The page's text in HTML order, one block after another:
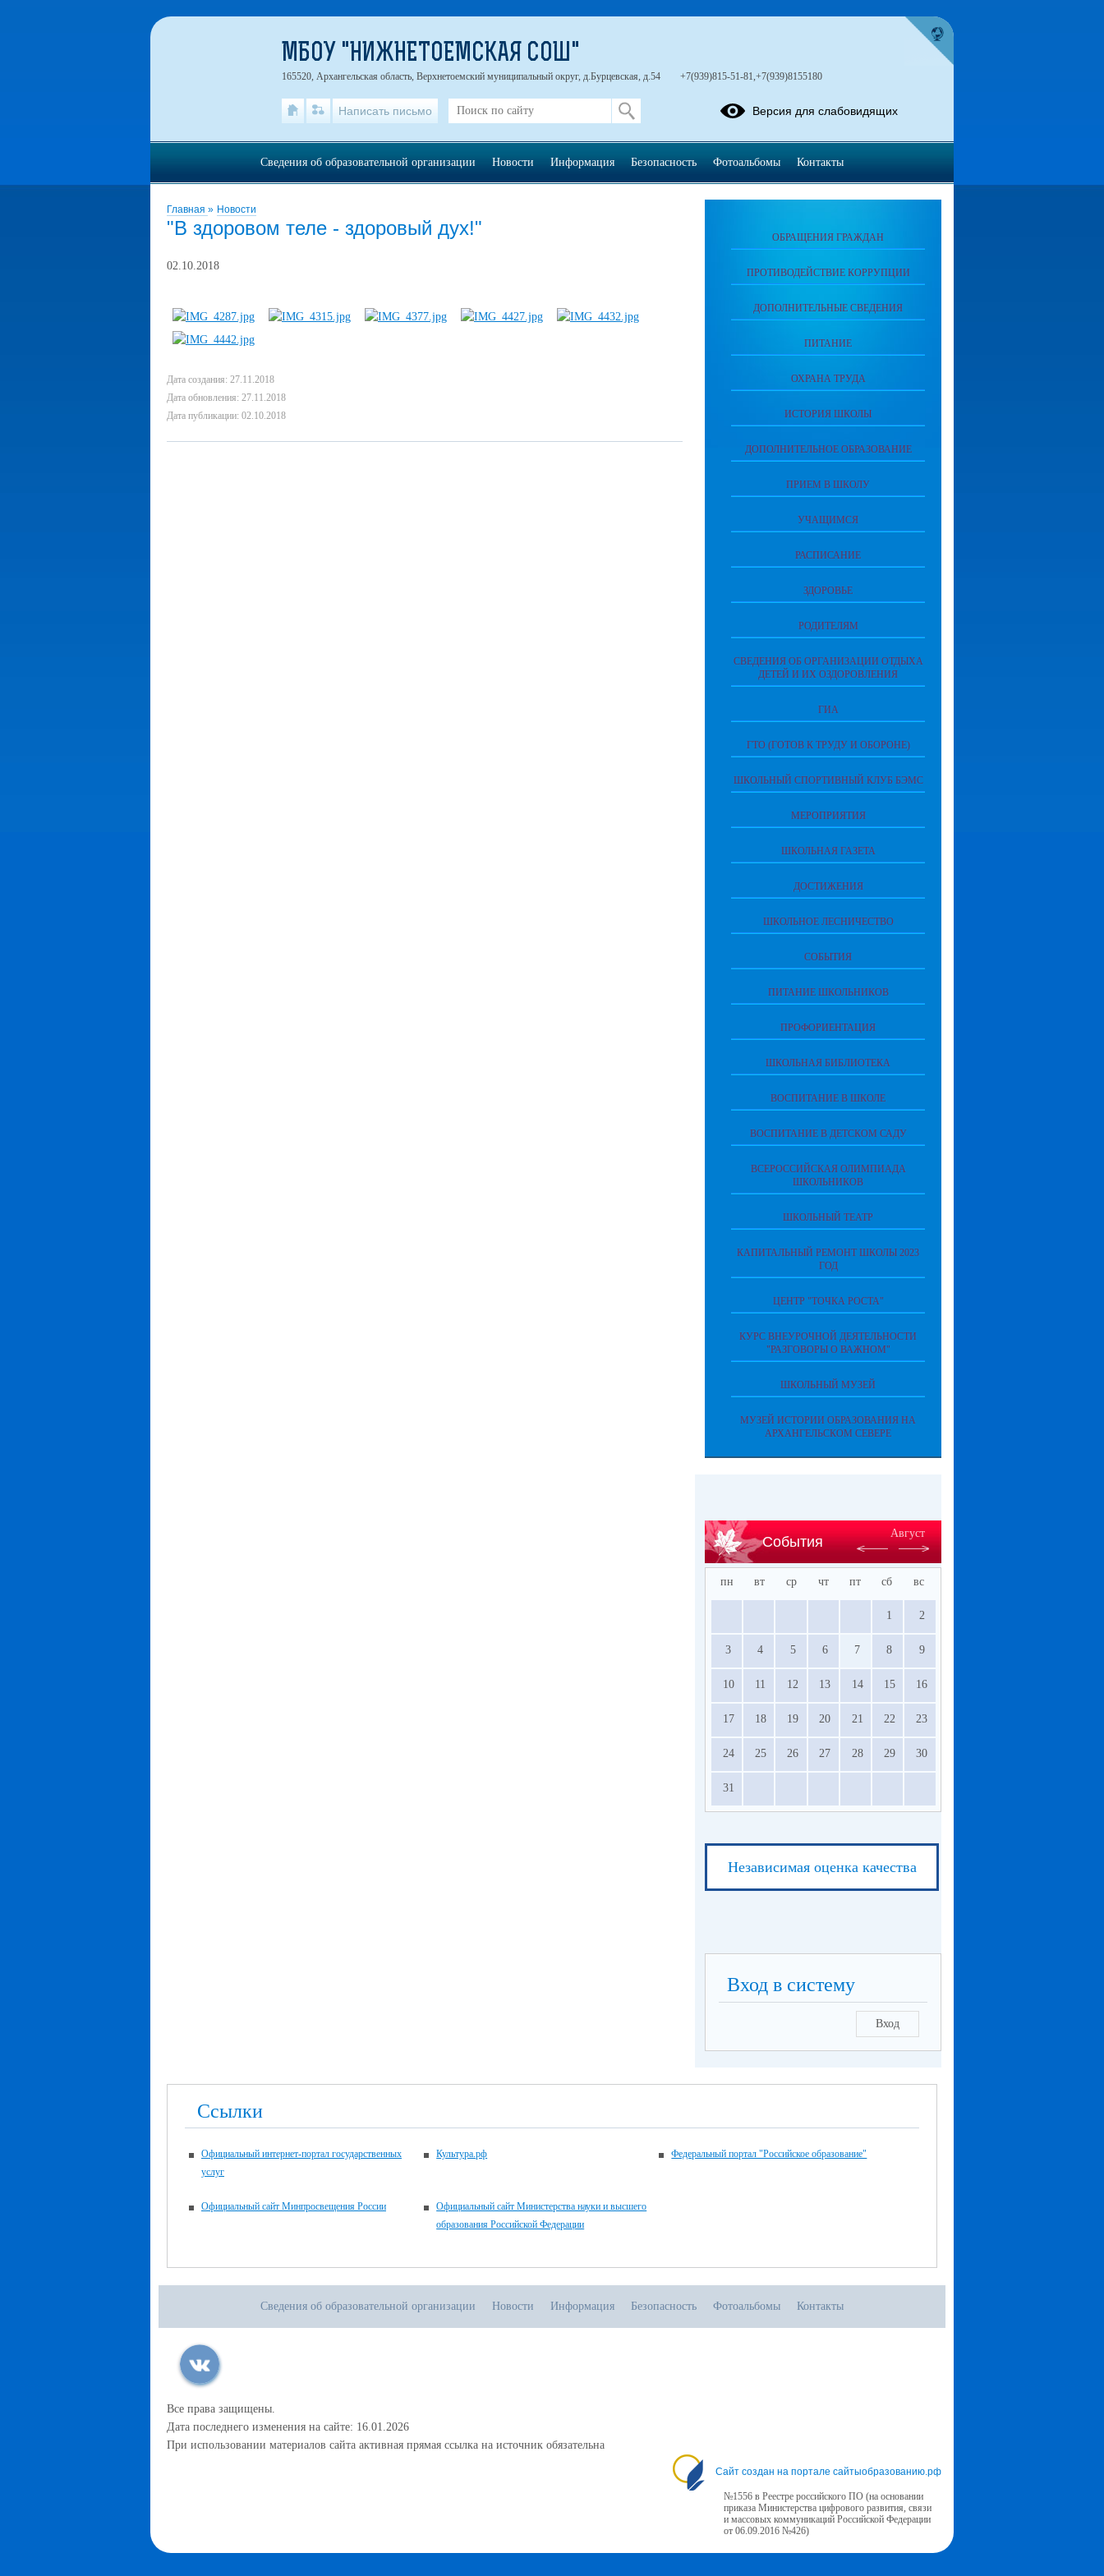
Главная » Новости
"В здоровом теле - здоровый дух!"
02.10.2018
Дата создания: 27.11.2018
Дата обновления: 27.11.2018
Дата публикации: 02.10.2018
ОБРАЩЕНИЯ ГРАЖДАН
ПРОТИВОДЕЙСТВИЕ КОРРУПЦИИ
ДОПОЛНИТЕЛЬНЫЕ СВЕДЕНИЯ
ПИТАНИЕ
ОХРАНА ТРУДА
ИСТОРИЯ ШКОЛЫ
ДОПОЛНИТЕЛЬНОЕ ОБРАЗОВАНИЕ
ПРИЕМ В ШКОЛУ
УЧАЩИМСЯ
РАСПИСАНИЕ
ЗДОРОВЬЕ
РОДИТЕЛЯМ
СВЕДЕНИЯ ОБ ОРГАНИЗАЦИИ ОТДЫХА
ДЕТЕЙ И ИХ ОЗДОРОВЛЕНИЯ
ГИА
ГТО (ГОТОВ К ТРУДУ И ОБОРОНЕ)
ШКОЛЬНЫЙ СПОРТИВНЫЙ КЛУБ БЭМС
МЕРОПРИЯТИЯ
ШКОЛЬНАЯ ГАЗЕТА
ДОСТИЖЕНИЯ
ШКОЛЬНОЕ ЛЕСНИЧЕСТВО
СОБЫТИЯ
ПИТАНИЕ ШКОЛЬНИКОВ
ПРОФОРИЕНТАЦИЯ
ШКОЛЬНАЯ БИБЛИОТЕКА
ВОСПИТАНИЕ В ШКОЛЕ
ВОСПИТАНИЕ В ДЕТСКОМ САДУ
ВСЕРОССИЙСКАЯ ОЛИМПИАДА
ШКОЛЬНИКОВ
ШКОЛЬНЫЙ ТЕАТР
КАПИТАЛЬНЫЙ РЕМОНТ ШКОЛЫ 2023
ГОД
ЦЕНТР "ТОЧКА РОСТА"
КУРС ВНЕУРОЧНОЙ ДЕЯТЕЛЬНОСТИ
"РАЗГОВОРЫ О ВАЖНОМ"
ШКОЛЬНЫЙ МУЗЕЙ
МУЗЕЙ ИСТОРИИ ОБРАЗОВАНИЯ НА
АРХАНГЕЛЬСКОМ СЕВЕРЕ
События
Август
пн вт ср чт пт сб вс
1 2
3 4 5 6 7 8 9
10 11 12 13 14 15 16
17 18 19 20 21 22 23
24 25 26 27 28 29 30
31
Независимая оценка качества
Вход в систему
Вход
Ссылки
Официальный интернет-портал государственных
услуг
Культура.рф Федеральный портал "Российское образование"
Официальный сайт Минпросвещения России
Официальный сайт Министерства науки и высшего
образования Российской Федерации
МБОУ "НИЖНЕТОЕМСКАЯ СОШ"
165520, Архангельская область, Верхнетоемский муниципальный округ, д.Бурцевская, д.54 +7(939)815-51-81,+7(939)8155180
Написать письмо Версия для слабовидящих
Сведения об образовательной организации Новости Информация Безопасность Фотоальбомы Контакты
Сведения об образовательной организации Новости Информация Безопасность Фотоальбомы Контакты
Все права защищены.
Дата последнего изменения на сайте: 16.01.2026
При использовании материалов сайта активная прямая ссылка на источник обязательна
Сайт создан на портале сайтыобразованию.рф
№1556 в Реестре российского ПО (на основании
приказа Министерства цифрового развития, связи
и массовых коммуникаций Российской Федерации
от 06.09.2016 №426)